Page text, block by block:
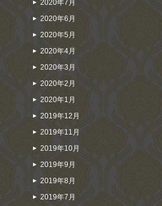
2020年7月
2020年6月
2020年5月
2020年4月
2020年3月
2020年2月
2020年1月
2019年12月
2019年11月
2019年10月
2019年9月
2019年8月
2019年7月